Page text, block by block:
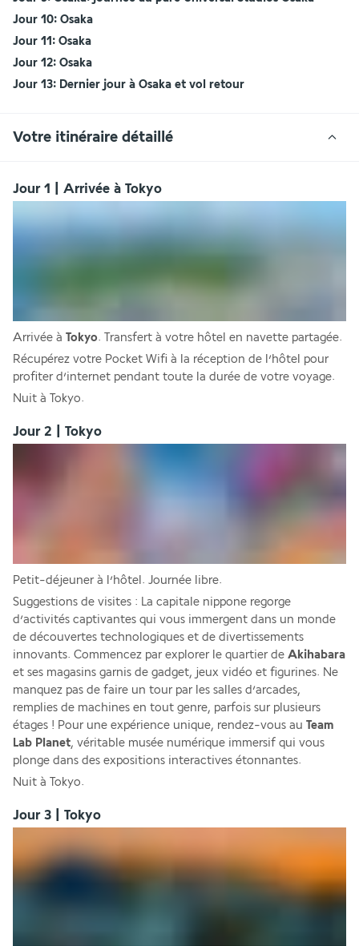
Jour 10: Osaka
Jour 11: Osaka
Jour 12: Osaka
Jour 13: Dernier jour à Osaka et vol retour
Votre itinéraire détaillé
Jour 1 | Arrivée à Tokyo
Arrivée à Tokyo. Transfert à votre hôtel en navette partagée.
Récupérez votre Pocket Wifi à la réception de l’hôtel pour
profiter d’internet pendant toute la durée de votre voyage.
Nuit à Tokyo.
Jour 2 | Tokyo
Petit-déjeuner à l’hôtel. Journée libre.
Suggestions de visites : La capitale nippone regorge
d’activités captivantes qui vous immergent dans un monde
de découvertes technologiques et de divertissements
innovants. Commencez par explorer le quartier de Akihabara
et ses magasins garnis de gadget, jeux vidéo et figurines. Ne
manquez pas de faire un tour par les salles d’arcades,
remplies de machines en tout genre, parfois sur plusieurs
étages ! Pour une expérience unique, rendez-vous au Team
Lab Planet, véritable musée numérique immersif qui vous
plonge dans des expositions interactives étonnantes.
Nuit à Tokyo.
Jour 3 | Tokyo